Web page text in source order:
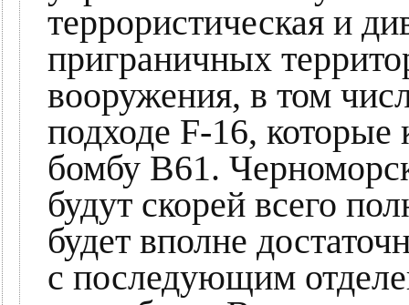
террористическая и
приграничных
вооружения, в том
подходе F-16, которые
бомбу B61.
будут скорей всего
будет вполне
с последующим